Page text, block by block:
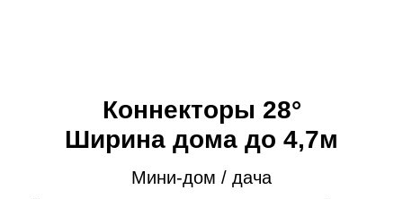
Коннекторы 28°